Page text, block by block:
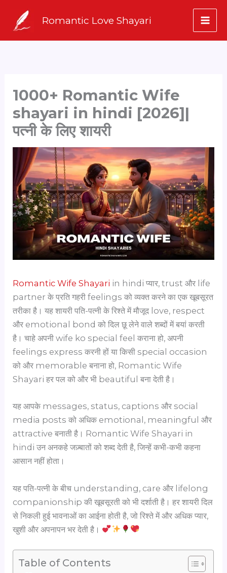
content
Romantic Love Shayari
1000+ Romantic Wife
shayari in hindi [2026]|
पत्नी के लिए शायरी
Romantic Wife Shayari in hindi प्यार, trust और life
partner के प्रति गहरी feelings को व्यक्त करने का एक खूबसूरत
तरीका है। यह शायरी पति-पत्नी के रिश्ते में मौजूद love, respect
और emotional bond को दिल छू लेने वाले शब्दों में बयां करती
है। चाहे अपनी wife ko special feel कराना हो, अपनी
feelings express करनी हों या किसी special occasion
को और memorable बनाना हो, Romantic Wife
Shayari हर पल को और भी beautiful बना देती है।
यह आपके messages, status, captions और social
media posts को अधिक emotional, meaningful और
attractive बनाती है। Romantic Wife Shayari in
hindi उन अनकहे जज़्बातों को शब्द देती है, जिन्हें कभी-कभी कहना
आसान नहीं होता।
यह पति-पत्नी के बीच understanding, care और lifelong
companionship की खूबसूरती को भी दर्शाती है। हर शायरी दिल
से निकली हुई भावनाओं का आईना होती है, जो रिश्ते में और अधिक प्यार,
खुशी और अपनापन भर देती है।
Table of Contents